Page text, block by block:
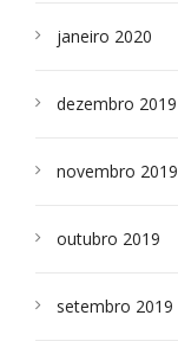
janeiro 2020
dezembro 2019
novembro 2019
outubro 2019
setembro 2019